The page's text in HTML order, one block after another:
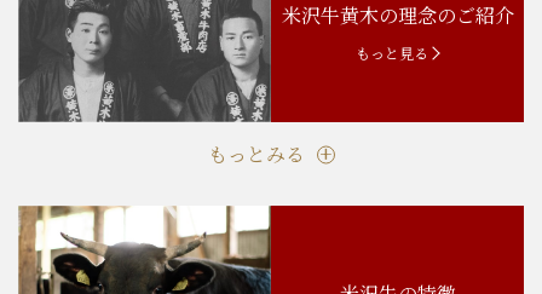
米沢牛黄木のこだわり
米沢牛黄木の理念のご紹介